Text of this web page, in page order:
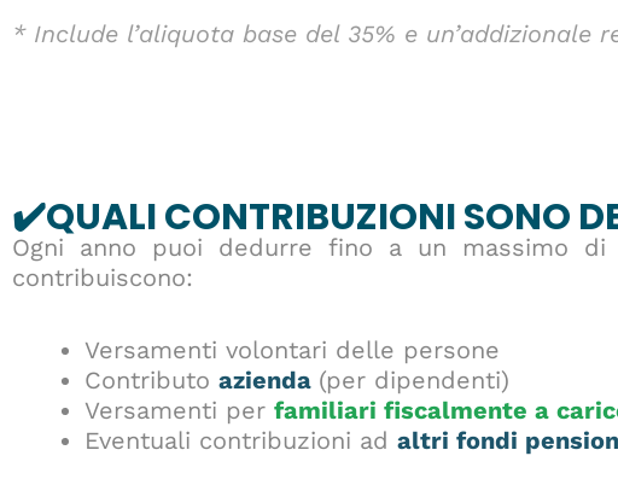
* Include l’aliquota base del 35% e un’addizionale
✔️QUALI CONTRIBUZIONI SONO
Ogni anno puoi dedurre fino a un massimo
contribuiscono:
Versamenti volontari delle persone
Contributo azienda (per dipendenti)
Versamenti per familiari fiscalmente a
Eventuali contribuzioni ad altri fondi